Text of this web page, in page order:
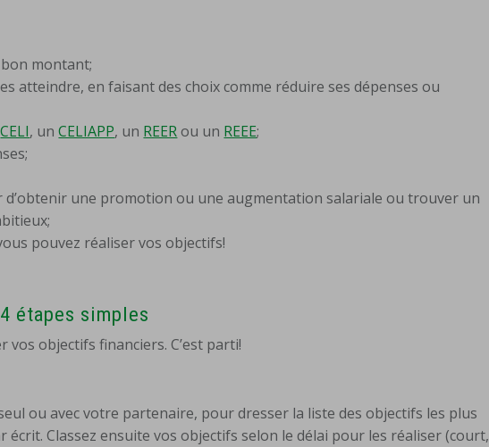
montant;
atteindre, en faisant des choix comme réduire ses dépenses ou
CELI, unCELIAPP, un REERou un REEE;
d’obtenir une promotion ou une augmentation salariale ou trouver un
pouvez réaliser vos objectifs!
étapes simples
vos objectifs financiers. C’est parti!
ou avec votre partenaire, pour dresser la liste des objectifs les plus
Classez ensuite vos objectifs selon le délai pour les réaliser (court,